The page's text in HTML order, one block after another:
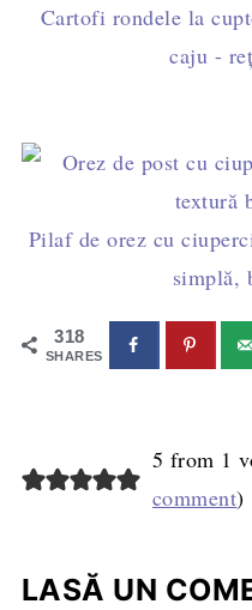
Cartofi rondele la
caju -
Pilaf de orez cu
simplă,
318
SHARES
5 from 1
comment)
LASĂ UN